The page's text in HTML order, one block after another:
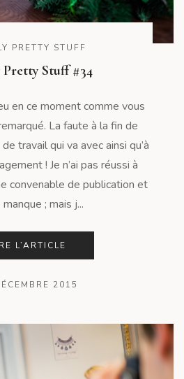
PRETTY STUFF
Pretty Stuff #34
en ce moment comme vous
La faute à la fin de
travail qui va avec ainsi qu’à
! Je n’ai pas réussi à
convenable de publication et
; mais j...
L’ARTICLE
2015